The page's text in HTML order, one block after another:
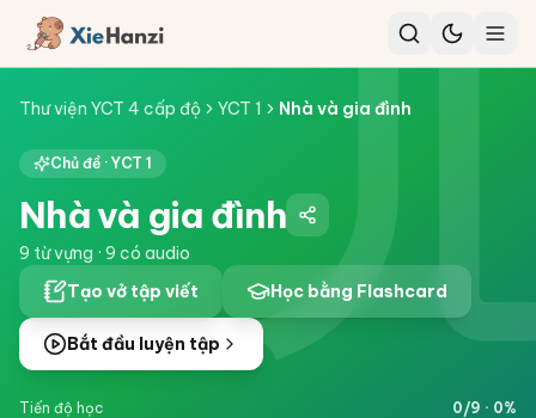
Thư viện YCT 4 cấp độ YCT 1 Nhà và gia đình
Chủ đề · YCT 1
Nhà và gia đình
9 từ vựng · 9 có audio
Tạo vở tập viết
Học bằng Flashcard
Bắt đầu luyện tập
Tiến độ học 0/9 · 0%